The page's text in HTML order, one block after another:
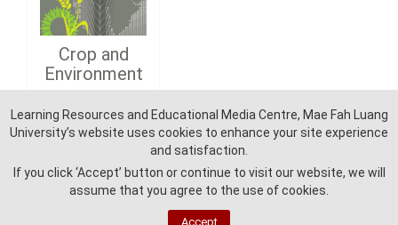
Learning Resources and Educational Media Centre, Mae Fah Luang
University’s website uses cookies to enhance your site experience
and satisfaction.
If you click ‘Accept’ button or continue to visit our website, we will
assume that you agree to the use of cookies.
Accept
Crop and
Environment
Detail